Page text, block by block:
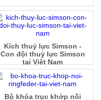
Kích thuỷ lực Simson -
Con đội thuỷ lực Simson
tại Việt Nam
Bộ khóa trục khớp nối